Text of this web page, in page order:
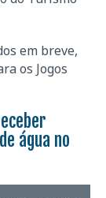
em breve,
os Jogos
água no